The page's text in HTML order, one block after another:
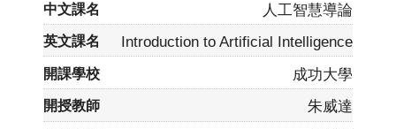
人工智慧導論
Introduction to Artificial Intelligence
成功大學
朱威達